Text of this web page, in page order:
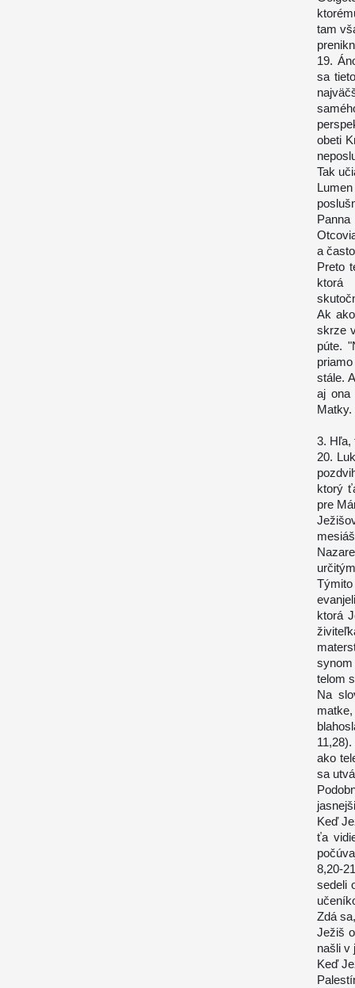
tam
19.
sa
obeti
Tak
Panna
a
Preto
ktorá
Ak
skrze
púte.
stále.
aj ona
Matky.
3. Hľa,
20.
ktorý
pre
ktorá
telom
Na
ako
sa
Keď
ťa
8,20-
sedeli
Zdá
Ježiš
našli v
Keď